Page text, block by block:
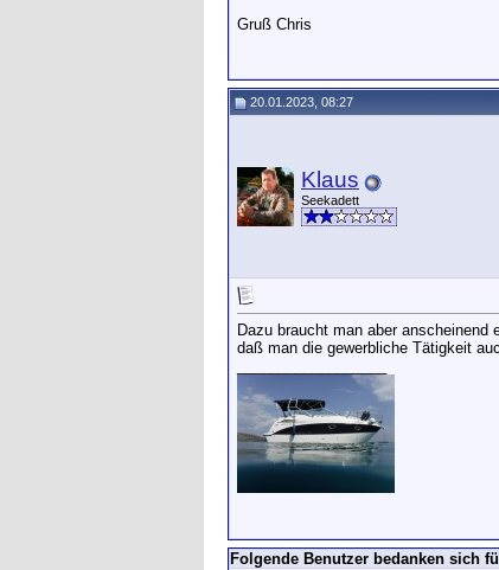
Gruß Chris
20.01.2023, 08:27
Klaus
Seekadett
Dazu braucht man aber anscheinend
daß man die gewerbliche Tätigkeit
Folgende Benutzer bedanken sich